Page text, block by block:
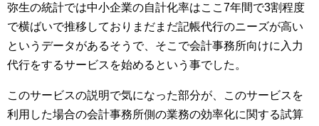
弥生の統計では中小企業の自計化率はここ7年間で3割程度
で横ばいで推移しておりまだまだ記帳代行のニーズが高い
というデータがあるそうで、そこで会計事務所向けに入力
代行をするサービスを始めるという事でした。
このサービスの説明で気になった部分が、このサービスを
利用した場合の会計事務所側の業務の効率化に関する試算